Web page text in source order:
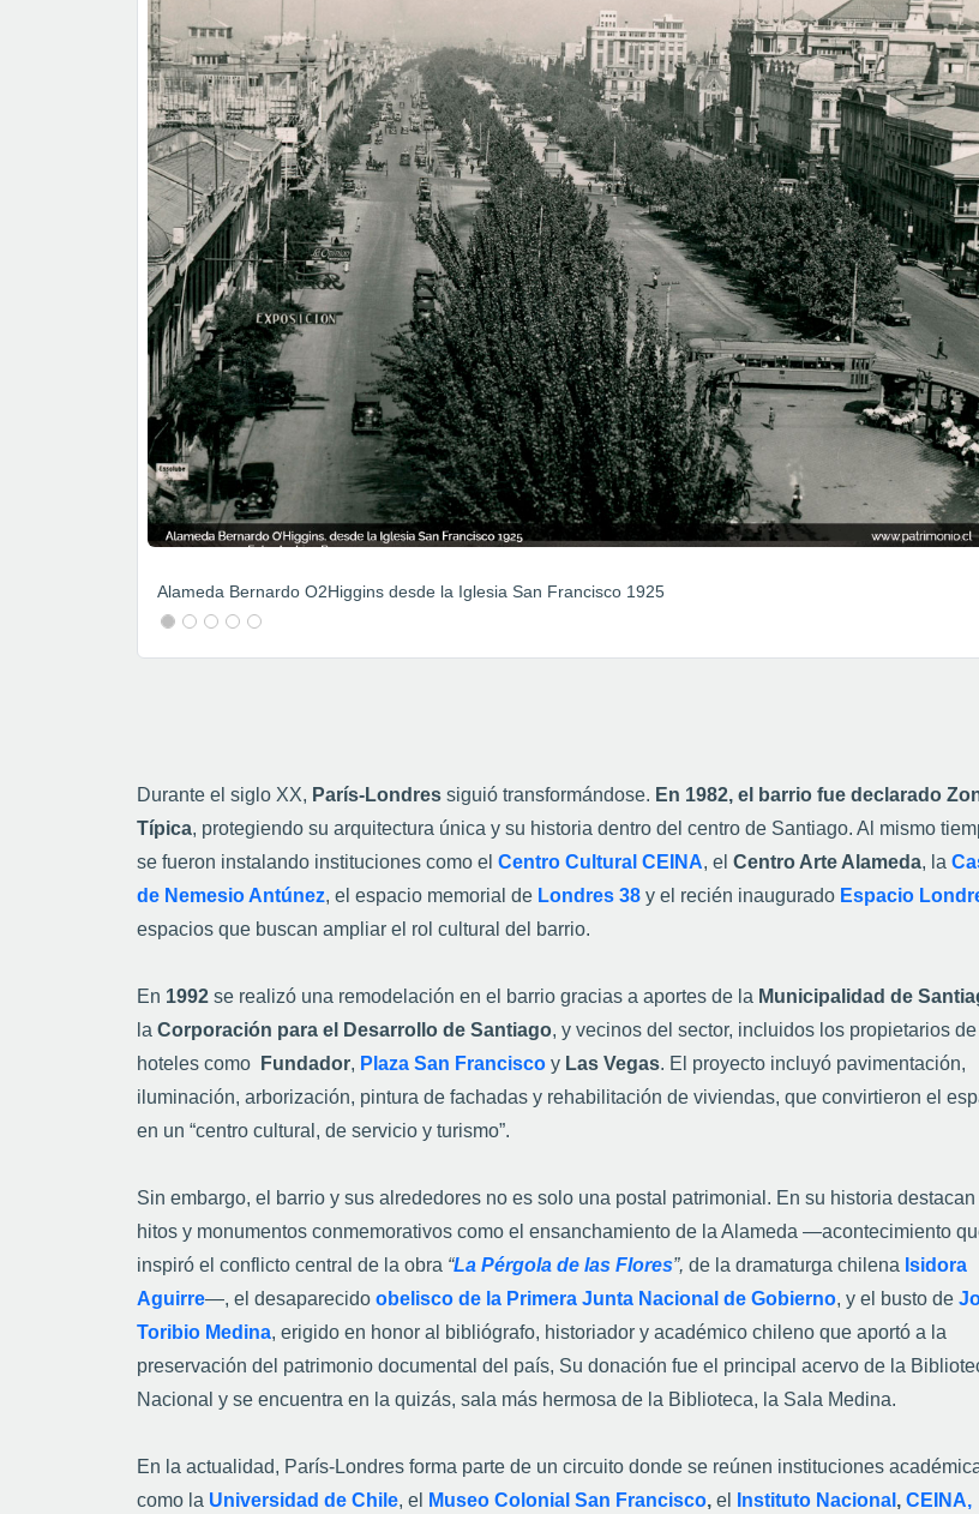
Durante el siglo XX,París-Londressiguió transformándose.En 1982, el barrio fue declarado
Típica, protegiendo su arquitectura única y su historia dentro del centro de Santiago. Al mismo
se fueron instalando instituciones como elCentro Cultural CEINA, elCentro Arte Alameda, la
de Nemesio Antúnez, el espacio memorial deLondres 38y el recién inauguradoEspacio
espacios que buscan ampliar el rol cultural del barrio.
En1992se realizó una remodelación en el barrio gracias a aportes de laMunicipalidad de
la Corporación para el Desarrollo de Santiago, y vecinos del sector, incluidos los propietarios de
hoteles comoFundador ,Plaza San FranciscoyLas Vegas. El proyecto incluyó pavimentación,
iluminación, arborización, pintura de fachadas y rehabilitación de viviendas, que convirtieron el
en un “centro cultural, de servicio y turismo”.
Sin embargo, el barrio y sus alrededores no es solo una postal patrimonial. En su historia destacan
hitos y monumentos conmemorativos como el ensanchamiento de la Alameda
inspiró el conflicto central de la obra
Aguirre
En la actualidad, París-Londres forma parte de uncircuito donde se reúnen instituciones
como laUniversidad de Chile , el Museo Colonial San Francisco ,elInstituto Nacional ,CEINA,
Espacio Londres, y la Corporación Patrimonio Cultural de Chile,organizaciones culturales y
distintos partidos políticos.Su importancia se extiende a su cercanía con la Alameda, el Barrio
del centro de Santiago.
El Barrio París-Londres forma parte de un espacio donde el pasado y el presente conviven
día. Caminar por sus calles no es solo recorrer Santiago, sino también observar una historia
marcada por transformaciones urbanas, visibles en sus espacios, edificios y monumentos.